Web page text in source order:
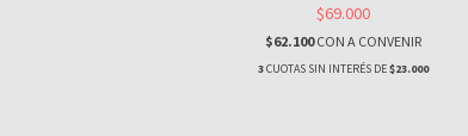
$69.000
$62.100CON A CONVENIR
3CUOTAS SIN INTERÉS DE$23.000